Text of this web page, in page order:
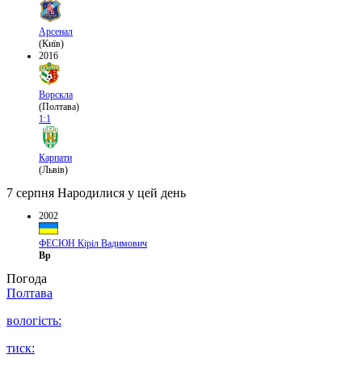
Арсенал
(Київ)
2016
Ворскла
(Полтава)
1:1
Карпати
(Львів)
7 серпня Народилися у цей день
2002
ФЕСЮН Кіріл Вадимович
Вр
Погода
Полтава
вологість:
тиск: